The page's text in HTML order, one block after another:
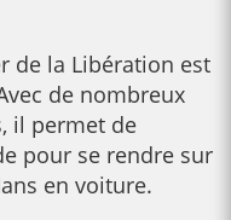
de la Libération est
de nombreux
il permet de
pour se rendre sur
en voiture.